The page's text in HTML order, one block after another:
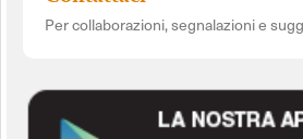
Per collaborazioni, segnalazioni e